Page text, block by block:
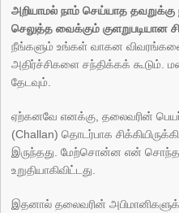
அறியாமல் நாம் செய்யாத தவறுக்கு
செலுத்த வைக்கும் குளறுபடியான
நீங்களும் உங்கள் வாகன
அதிர்ச்சிகளை சந்திக்கக் கூடும்.
தேடவும்.
ஏற்கனவே எனக்கு, தலைவரின்
(Challan) தொடர்பாக
இருந்தது. மேற்சொன்ன என் சொந்த
உறுதியாகிவிட்டது.
இதனால் தலைவரின்